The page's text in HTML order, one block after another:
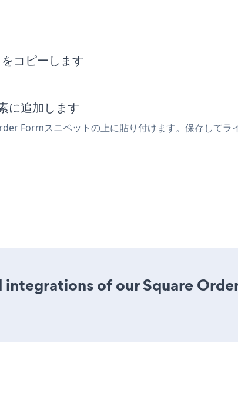
コピーします
に追加します
Formスニペットの上に貼り付けます。保存して
of our Square